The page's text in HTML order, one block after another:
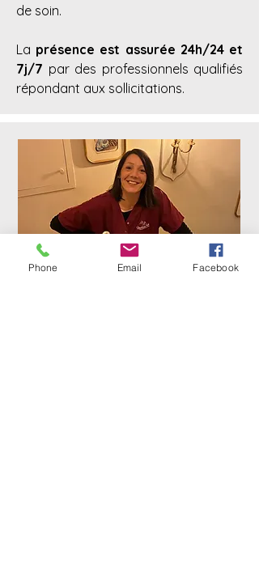
de soin.
La présence est assurée 24h/24 et
7j/7 par des professionnels qualifiés
répondant aux sollicitations.
Phone Email Facebook